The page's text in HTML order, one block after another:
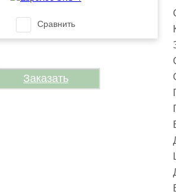
Сравнить
Заказать